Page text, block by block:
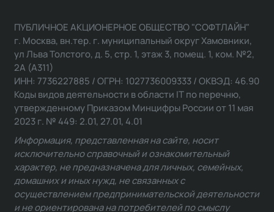
ПУБЛИЧНОЕ АКЦИОНЕРНОЕ ОБЩЕСТВО "СОФТЛАЙН"
г. Москва, вн.тер. г. муниципальный округ Хамовники,
ул Льва Толстого, д. 5, стр. 1, этаж 3, помещ. 1, ком. №2,
2А (А311)
ИНН: 7736227885 / ОГРН: 1027736009333 / ОКВЭД: 46.90
Коды видов деятельности в области IT по перечню,
утвержденному Приказом Минцифры России от 11 мая
2023 г. № 449: 2.01, 27.01, 4.01
Информация, представленная на сайте, носит
исключительно справочный и ознакомительный
характер, не предназначена для личных, семейных,
домашних и иных нужд, не связанных с
осуществлением предпринимательской деятельности
и не ориентирована на потребителей по смыслу